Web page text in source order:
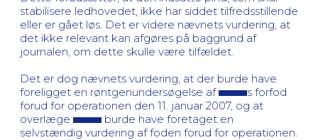
stabilisere ledhovedet, ikke har siddet tilfredsstillende
eller er gået løs. Det er videre nævnets vurdering, at
det ikke relevant kan afgøres på baggrund af
journalen, om dette skulle være tilfældet.
Det er dog nævnets vurdering, at der burde have
foreligget en røntgenundersøgelse af
s forfod
forud for operationen den 11. januar 2007, og at
overlæge
burde have foretaget en
selvstændig vurdering af foden forud for operationen.